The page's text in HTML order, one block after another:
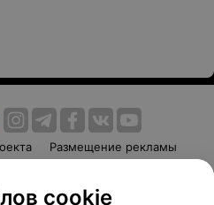
Размещение рекламы
Способы оплаты
cookie